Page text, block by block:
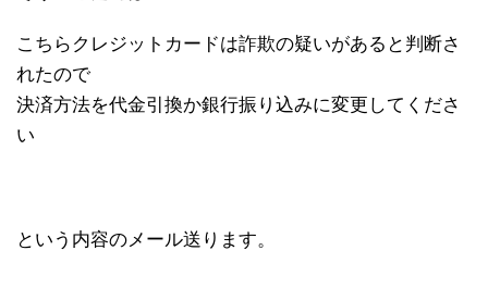
こちらクレジットカードは詐欺の疑いがあると判断さ
れたので
決済方法を代金引換か銀行振り込みに変更してくださ
い
という内容のメール送ります。